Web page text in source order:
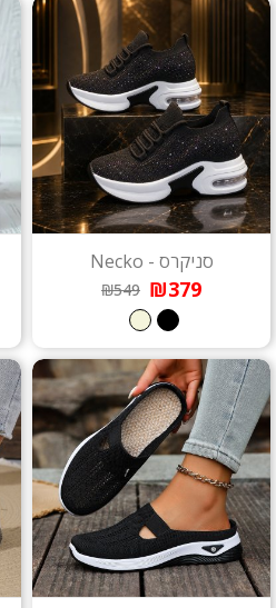
סניקרס - Necko
₪379
₪549